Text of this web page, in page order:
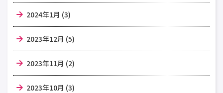
2024年1月 (3)
2023年12月 (5)
2023年11月 (2)
2023年10月 (3)